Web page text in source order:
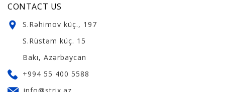
CONTACT US
S.Rəhimov küç., 197
S.Rüstəm küç. 15
Bakı, Azərbaycan
+994 55 400 5588